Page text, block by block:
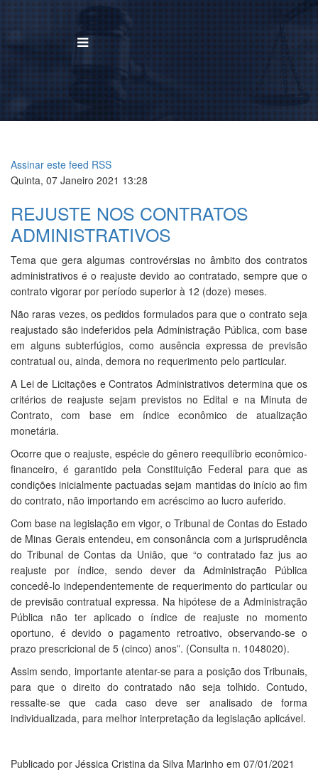
Assinar este feed RSS
Quinta, 07 Janeiro 2021 13:28
REJUSTE NOS CONTRATOS
ADMINISTRATIVOS
Tema que gera algumas controvérsias no âmbito dos contratos
administrativos é o reajuste devido ao contratado, sempre que o
contrato vigorar por período superior à 12 (doze) meses.
Não raras vezes, os pedidos formulados para que o contrato seja
reajustado são indeferidos pela Administração Pública, com base
em alguns subterfúgios, como ausência expressa de previsão
contratual ou, ainda, demora no requerimento pelo particular.
A Lei de Licitações e Contratos Administrativos determina que os
critérios de reajuste sejam previstos no Edital e na Minuta de
Contrato, com base em índice econômico de atualização
monetária.
Ocorre que o reajuste, espécie do gênero reequilíbrio econômico-
financeiro, é garantido pela Constituição Federal para que as
condições inicialmente pactuadas sejam mantidas do início ao fim
do contrato, não importando em acréscimo ao lucro auferido.
Com base na legislação em vigor, o Tribunal de Contas do Estado
de Minas Gerais entendeu, em consonância com a jurisprudência
do Tribunal de Contas da União, que “o contratado faz jus ao
reajuste por índice, sendo dever da Administração Pública
concedê-lo independentemente de requerimento do particular ou
de previsão contratual expressa. Na hipótese de a Administração
Pública não ter aplicado o índice de reajuste no momento
oportuno, é devido o pagamento retroativo, observando-se o
prazo prescricional de 5 (cinco) anos”. (Consulta n. 1048020).
Assim sendo, importante atentar-se para a posição dos Tribunais,
para que o direito do contratado não seja tolhido. Contudo,
ressalte-se que cada caso deve ser analisado de forma
individualizada, para melhor interpretação da legislação aplicável.
Publicado por Jéssica Cristina da Silva Marinho em 07/01/2021
BUSCAR
Institucional
Treinamentos
Notícias
Trabalhe Conosco
Contato